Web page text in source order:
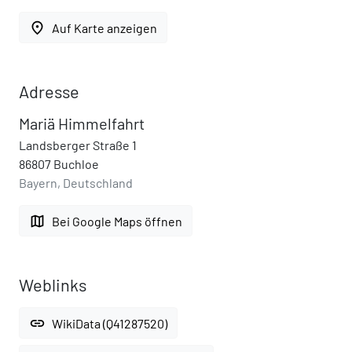
place Auf Karte anzeigen
Adresse
Mariä Himmelfahrt
Landsberger Straße 1
86807 Buchloe
Bayern, Deutschland
map Bei Google Maps öffnen
Weblinks
link WikiData (Q41287520)